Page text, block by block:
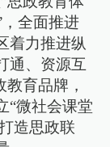
，全面推进
着力推进纵
通、资源互
育品牌，
“微社会课堂
造思政联